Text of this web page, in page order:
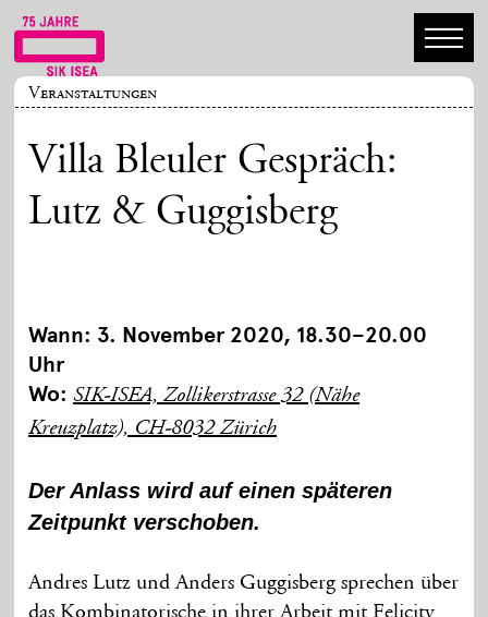
Veranstaltungen
Villa Bleuler Gespräch:
Lutz & Guggisberg
Wann: 3. November 2020, 18.30–20.00
Uhr
Wo:SIK-ISEA, Zollikerstrasse 32 (Nähe
Kreuzplatz), CH-8032 Zürich
Der Anlass wird auf einen späteren
Zeitpunkt verschoben.
Andres Lutz und Anders Guggisberg sprechen über
das Kombinatorische in ihrer Arbeit mit Felicity